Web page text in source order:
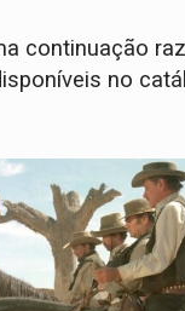
continuação
no